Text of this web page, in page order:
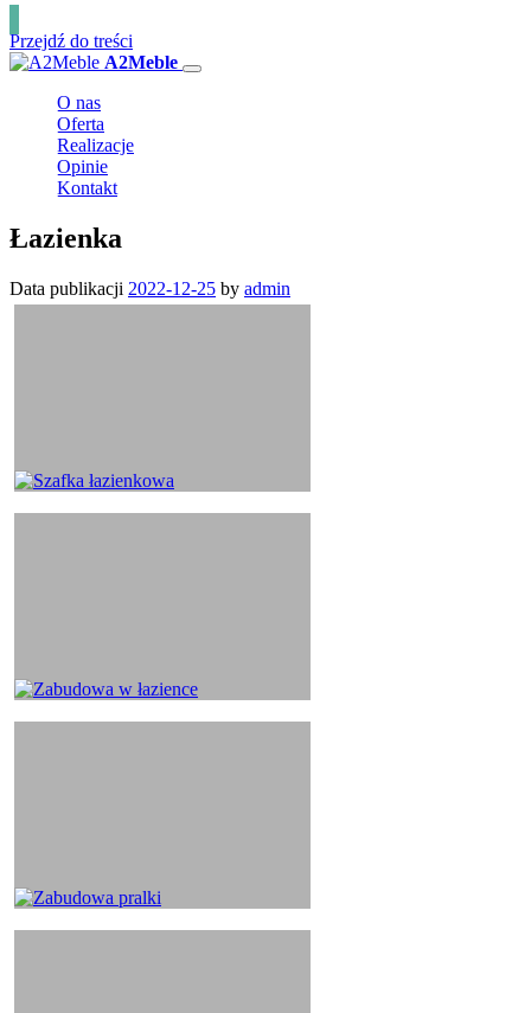
Przejdź do treści
A2Meble
O nas
Oferta
Realizacje
Opinie
Kontakt
Łazienka
Data publikacji 2022-12-25 by admin